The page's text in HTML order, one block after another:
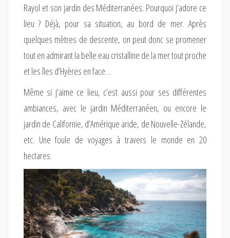
Rayol et son jardin des Méditerranées. Pourquoi j’adore ce
lieu ? Déjà, pour sa situation, au bord de mer. Après
quelques mètres de descente, on peut donc se promener
tout en admirant la belle eau cristalline de la mer tout proche
et les îles d’Hyères en face…
Même si j’aime ce lieu, c’est aussi pour ses différentes
ambiances, avec le jardin Méditerranéen, ou encore le
jardin de Californie, d’Amérique aride, de Nouvelle-Zélande,
etc. Une foule de voyages à travers le monde en 20
hectares.